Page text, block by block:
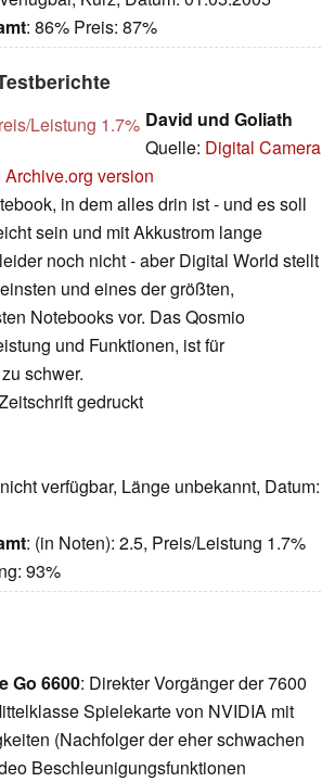
: 86% Preis: 87%
Leistung 1.7% David und Goliath
Quelle: Digital Camera
Archive.org version
in dem alles drin ist - und es soll
sein und mit Akkustrom lange
noch nicht - aber Digital World stellt
und eines der größten,
Notebooks vor. Das Qosmio
und Funktionen, ist für
schwer.
gedruckt
verfügbar, Länge unbekannt, Datum:
: (in Noten): 2.5, Preis/Leistung 1.7%
93%
Go 6600: Direkter Vorgänger der 7600
Spielekarte von NVIDIA mit
(Nachfolger der eher schwachen
Beschleunigungsfunktionen